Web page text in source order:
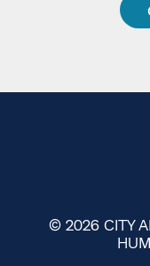
© 2026 CITY